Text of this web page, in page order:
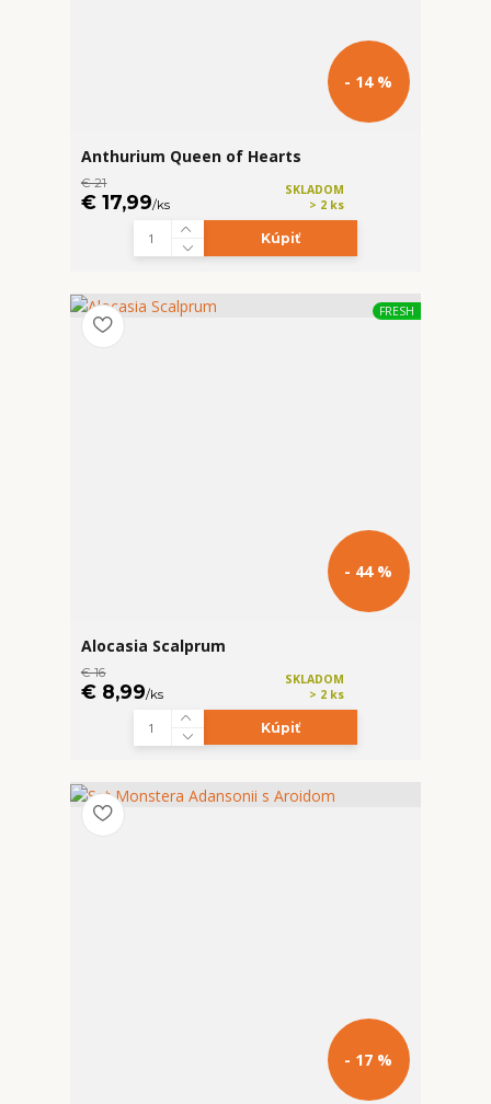
- 14 %
Anthurium Queen of Hearts
€ 21
€ 17,99/ks
SKLADOM
> 2 ks
Kúpiť
FRESH
- 44 %
Alocasia Scalprum
€ 16
€ 8,99/ks
SKLADOM
> 2 ks
Kúpiť
- 17 %